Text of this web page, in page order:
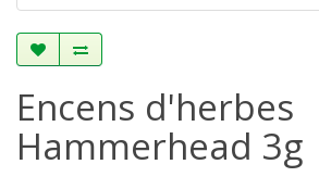
Encens d'herbes
Hammerhead 3g